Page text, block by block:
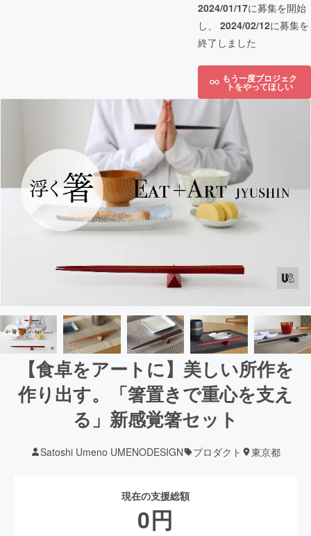
2024/01/17に募集を開始
し、 2024/02/12に募集を
終了しました
もう一度プロジェク
トをやってほしい
【食卓をアートに】美しい所作を
作り出す。「箸置きで重心を支え
る」新感覚箸セット
Satoshi Umeno UMENODESIGN プロダクト 東京都
現在の支援総額
0円